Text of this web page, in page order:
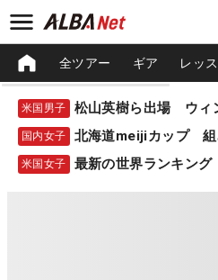
全ツアー ギア レッ
米国男子 松山英樹ら出場 ウィ
国内女子 北海道meijiカップ 組
米国女子 最新の世界ランキング